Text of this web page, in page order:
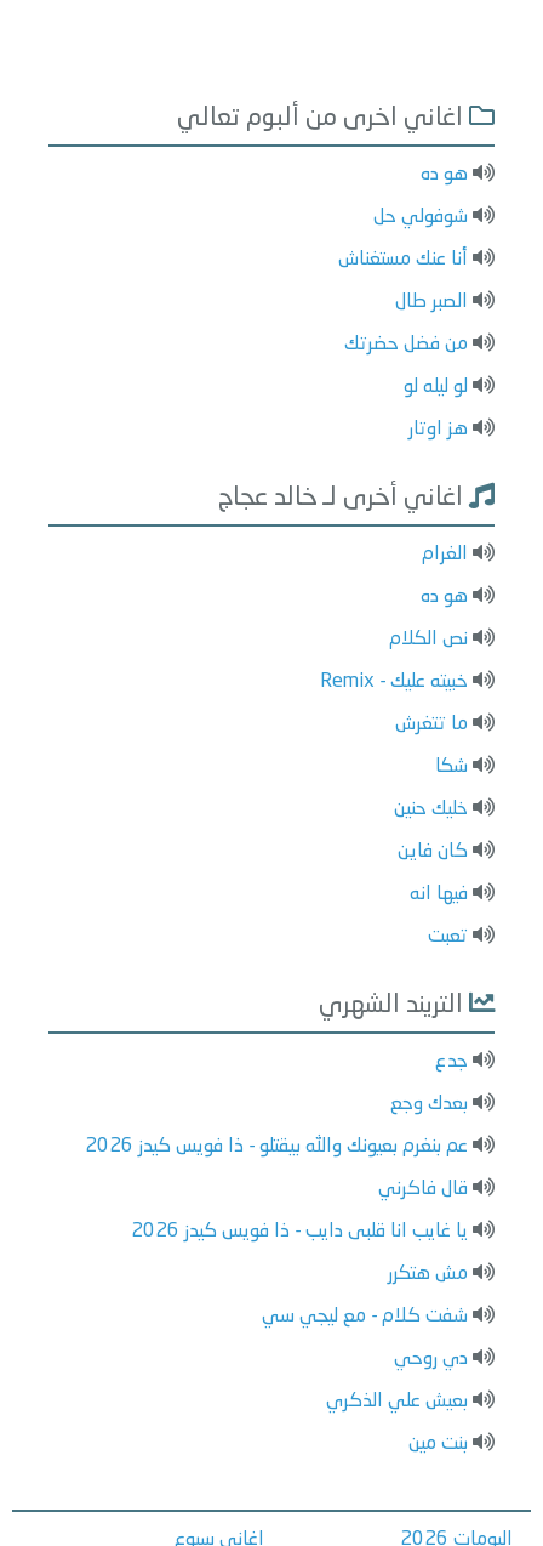
اغاني اخرى من ألبوم تعالي
هو ده
شوفولي حل
أنا عنك مستغناش
الصبر طال
من فضل حضرتك
لو ليله لو
هز اوتار
اغاني أخرى لـ خالد عجاج
الغرام
هو ده
نص الكلام
خبيته عليك - Remix
ما تتغرش
شكا
خليك حنين
كان فاين
فيها انه
تعبت
التريند الشهري
جدع
بعدك وجع
عم بنغرم بعيونك والله بيقتلو - ذا فويس كيدز 2026
قال فاكرني
يا غايب انا قلبى دايب - ذا فويس كيدز 2026
مش هتكرر
شفت كلام - مع ليجي سي
دي روحي
بعيش علي الذكري
بنت مين
البومات 2026 اغاني سبوع